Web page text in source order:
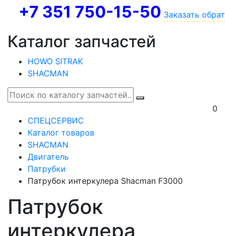
+7 351 750-15-50 Заказать
Каталог запчастей
HOWO SITRAK
SHACMAN
0
СПЕЦСЕРВИС
Каталог товаров
SHACMAN
Двигатель
Патрубки
Патрубок интеркулера Shacman F3000
Патрубок
интеркулера